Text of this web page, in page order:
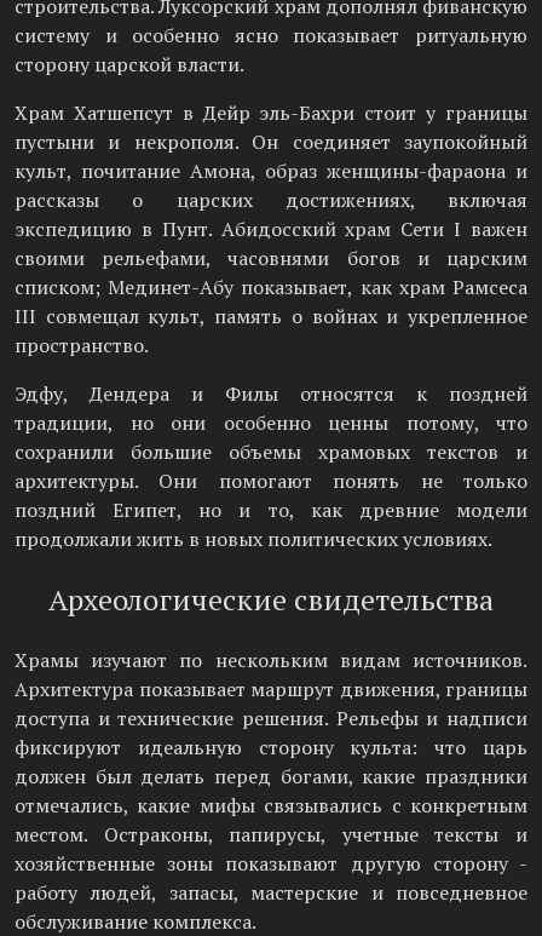
строительства. Луксорский храм дополнял фиванскую
систему и особенно ясно показывает ритуальную
сторону царской власти.
Храм Хатшепсут в Дейр эль-Бахри стоит у границы
пустыни и некрополя. Он соединяет заупокойный
культ, почитание Амона, образ женщины-фараона и
рассказы о царских достижениях, включая
экспедицию в Пунт. Абидосский храм Сети I важен
своими рельефами, часовнями богов и царским
списком; Мединет-Абу показывает, как храм Рамсеса
III совмещал культ, память о войнах и укрепленное
пространство.
Эдфу, Дендера и Филы относятся к поздней
традиции, но они особенно ценны потому, что
сохранили большие объемы храмовых текстов и
архитектуры. Они помогают понять не только
поздний Египет, но и то, как древние модели
продолжали жить в новых политических условиях.
Археологические свидетельства
Храмы изучают по нескольким видам источников.
Архитектура показывает маршрут движения, границы
доступа и технические решения. Рельефы и надписи
фиксируют идеальную сторону культа: что царь
должен был делать перед богами, какие праздники
отмечались, какие мифы связывались с конкретным
местом. Остраконы, папирусы, учетные тексты и
хозяйственные зоны показывают другую сторону -
работу людей, запасы, мастерские и повседневное
обслуживание комплекса.